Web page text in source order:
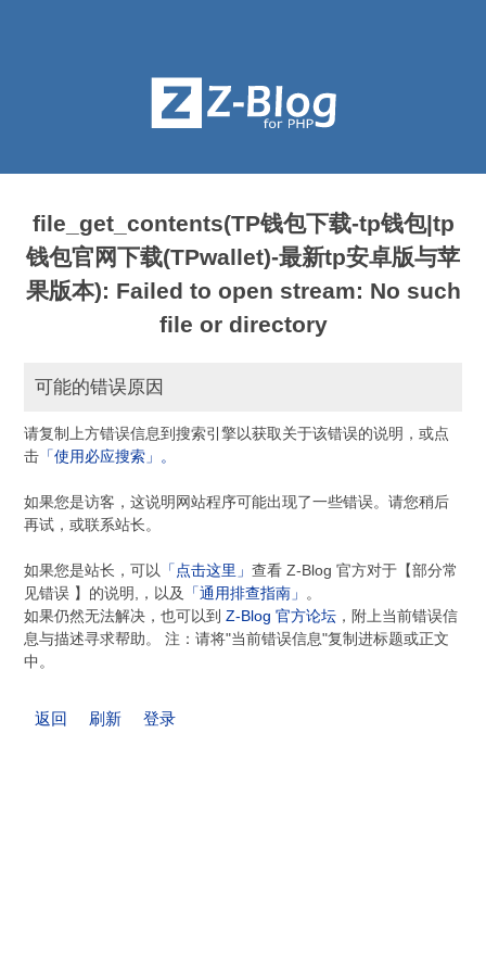
file_get_contents(TP钱包下载-tp钱包|tp
钱包官网下载(TPwallet)-最新tp安卓版与苹
果版本): Failed to open stream: No such
file or directory
可能的错误原因
请复制上方错误信息到搜索引擎以获取关于该错误的说明，或点
击 「使用必应搜索」。
如果您是访客，这说明网站程序可能出现了一些错误。请您稍后
再试，或联系站长。
如果您是站长，可以 「点击这里」查看 Z-Blog 官方对于【部分常
见错误 】的说明,，以及
「通用排查指南」 。
如果仍然无法解决，也可以到Z-Blog 官方论坛 ，附上当前错误信
息与描述寻求帮助。 注：请将"当前错误信息"复制进标题或正文
中。
返回 刷新 登录